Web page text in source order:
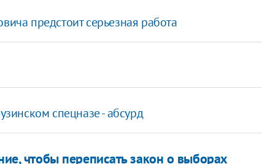
предстоит серьезная работа
спецназе - абсурд
чтобы переписать закон о выборах